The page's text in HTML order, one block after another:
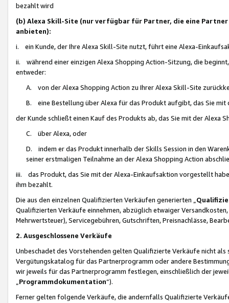
bezahlt wird
(b) Alexa Skill-Site (nur verfügbar für Partner, die eine
anbieten):
i. ein Kunde, der Ihre Alexa Skill-Site nutzt, führt eine Alexa-
ii. während einer einzigen Alexa Shopping Action-Sitzung, die
entweder:
A. von der Alexa Shopping Action zu Ihrer Alexa Skill-Site
B. eine Bestellung über Alexa für das Produkt aufgibt, das Sie mit
der Kunde schließt einen Kauf des Produkts ab, das Sie mit der Alexa
C. über Alexa, oder
D. indem er das Produkt innerhalb der Skills Session in den
seiner erstmaligen Teilnahme an der Alexa Shopping Action
iii. das Produkt, das Sie mit der Alexa-Einkaufsaktion vorgestellt
ihm bezahlt.
Die aus den einzelnen Qualifizierten Verkäufen generierten „
Qualifizierten Verkäufe einnehmen, abzüglich etwaiger
Mehrwertsteuer), Servicegebühren, Gutschriften, Preisnachlässe,
2. Ausgeschlossene Verkäufe
Unbeschadet des Vorstehenden gelten Qualifizierte Verkäufe nicht
Vergütungskatalog für das Partnerprogramm oder andere
wir jeweils für das Partnerprogramm festlegen, einschließlich der
Programmdokumentation“).
Ferner gelten folgende Verkäufe, die andernfalls Qualifizierte